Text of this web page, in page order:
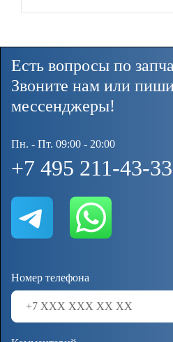
Есть вопросы по
Звоните нам или
мессенджеры!
Пн. - Пт. 09:00 - 20:00
+7 495 211-43-33
Номер телефона